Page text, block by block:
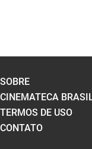
SOBRE
CINEMATECA
TERMOS DE USO
CONTATO